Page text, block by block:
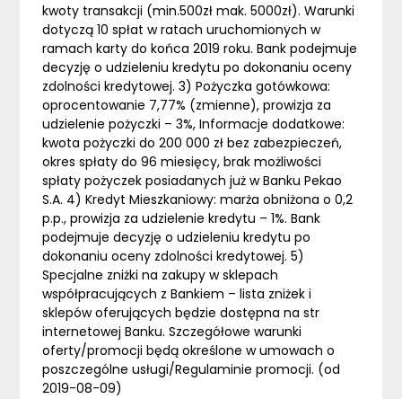
kwoty transakcji (min.500zł mak. 5000zł). Warunki
dotyczą 10 spłat w ratach uruchomionych w
ramach karty do końca 2019 roku. Bank podejmuje
decyzję o udzieleniu kredytu po dokonaniu oceny
zdolności kredytowej. 3) Pożyczka gotówkowa:
oprocentowanie 7,77% (zmienne), prowizja za
udzielenie pożyczki – 3%, Informacje dodatkowe:
kwota pożyczki do 200 000 zł bez zabezpieczeń,
okres spłaty do 96 miesięcy, brak możliwości
spłaty pożyczek posiadanych już w Banku Pekao
S.A. 4) Kredyt Mieszkaniowy: marża obniżona o 0,2
p.p., prowizja za udzielenie kredytu – 1%. Bank
podejmuje decyzję o udzieleniu kredytu po
dokonaniu oceny zdolności kredytowej. 5)
Specjalne zniżki na zakupy w sklepach
współpracujących z Bankiem – lista zniżek i
sklepów oferujących będzie dostępna na str
internetowej Banku. Szczegółowe warunki
oferty/promocji będą określone w umowach o
poszczególne usługi/Regulaminie promocji. (od
2019-08-09)